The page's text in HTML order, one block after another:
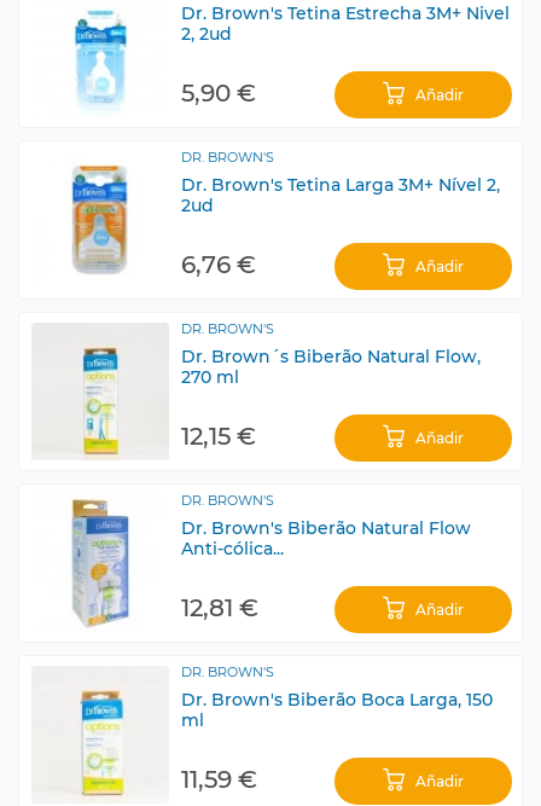
Dr. Brown's Tetina Estrecha 3M+ Nivel
2, 2ud
5,90 € Añadir
DR. BROWN'S
Dr. Brown's Tetina Larga 3M+ Nível 2,
2ud
6,76 € Añadir
DR. BROWN'S
Dr. Brown´s Biberão Natural Flow,
270 ml
12,15 € Añadir
DR. BROWN'S
Dr. Brown's Biberão Natural Flow
Anti-cólica...
12,81 € Añadir
DR. BROWN'S
Dr. Brown's Biberão Boca Larga, 150
ml
11,59 € Añadir